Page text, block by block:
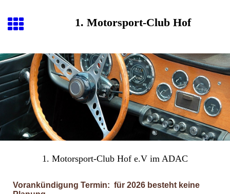
1. Motorsport-Club Hof
1. Motorsport-Club Hof e.V im ADAC
Vorankündigung Termin: für 2026 besteht keine